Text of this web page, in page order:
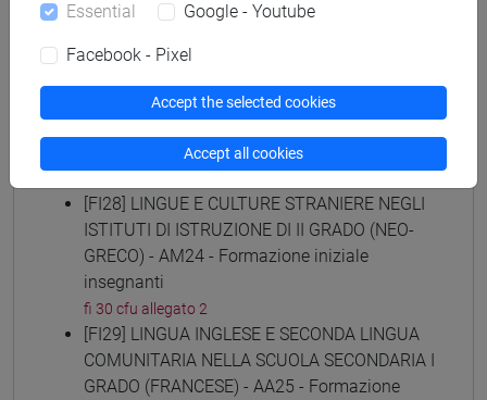
(EBRAICO) - AK24 - Formazione iniziale
insegnanti
[FI27] LINGUA E CULTURA STRANIERA
(ARABO) - AL24 - Formazione iniziale
[FI28] LINGUE E CULTURE STRANIERE NEGLI
ISTITUTI DI ISTRUZIONE DI II GRADO (NEO-
GRECO) - AM24 - Formazione iniziale
insegnanti
fi 30 cfu allegato 2
[FI29] LINGUA INGLESE E SECONDA LINGUA
COMUNITARIA NELLA SCUOLA SECONDARIA I
GRADO (FRANCESE) - AA25 - Formazione
Essential Google - Youtube
Facebook - Pixel
Accept the selected cookies
Accept all cookies